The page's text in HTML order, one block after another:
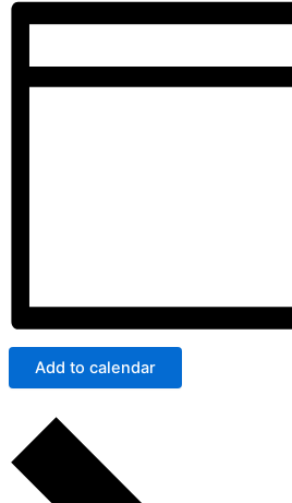
Add to calendar